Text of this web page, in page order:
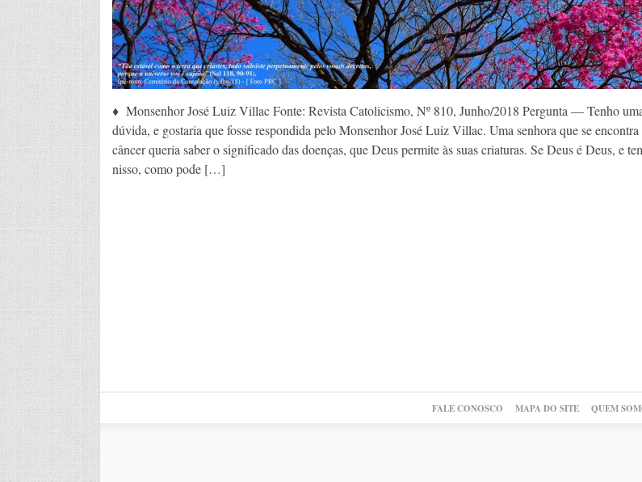
♦ Monsenhor José Luiz Villac Fonte: Revista Catolicismo, Nº 810, Junho/2018 Pergunta — Tenho
dúvida, e gostaria que fosse respondida pelo Monsenhor José Luiz Villac. Uma senhora que se encontra
câncer queria saber o significado das doenças, que Deus permite às suas criaturas. Se Deus é Deus, e
nisso, como pode […]
FALE CONOSCO MAPA DO SITE QUEM